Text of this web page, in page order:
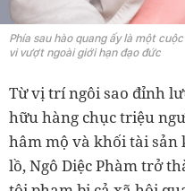
Phía sau hào quang ấy là một
vi vượt ngoài giới hạn đạo đức
Từ vị trí ngôi sao đỉnh
hữu hàng chục triệu
hâm mộ và khối tài sản
lồ, Ngô Diệc Phàm trở